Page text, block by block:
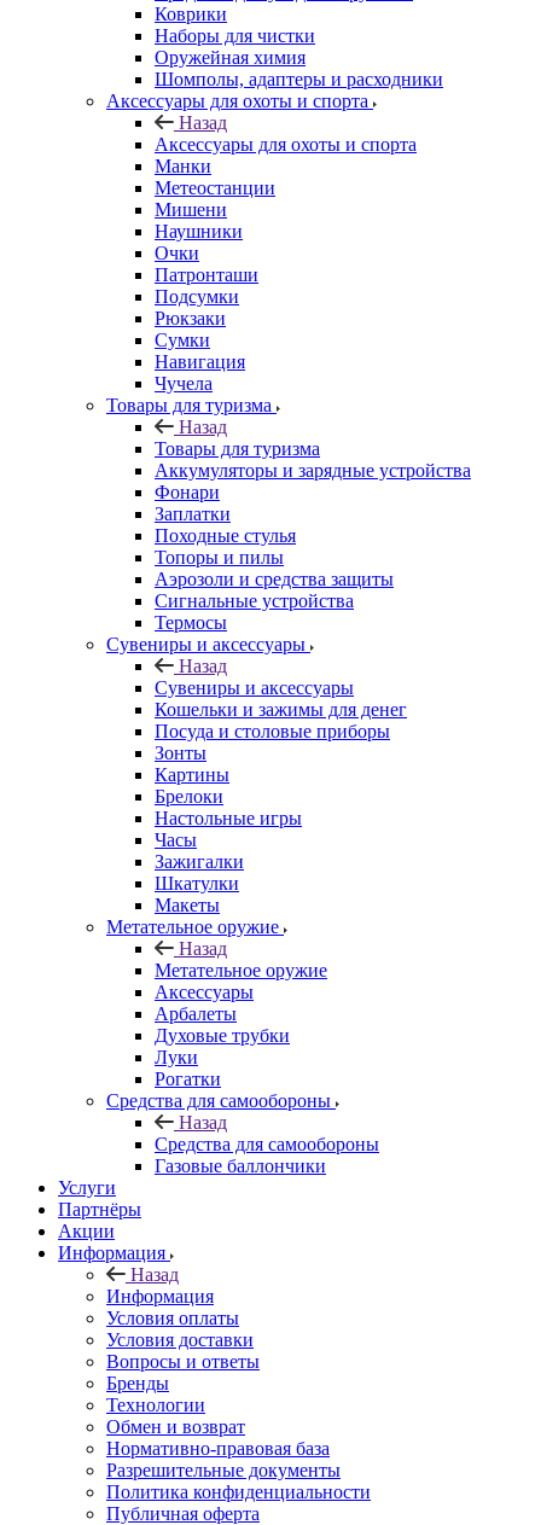
Коврики
Наборы для чистки
Оружейная химия
Шомполы, адаптеры и расходники
Аксессуары для охоты и спорта
Назад
Аксессуары для охоты и спорта
Манки
Метеостанции
Мишени
Наушники
Очки
Патронташи
Подсумки
Рюкзаки
Сумки
Навигация
Чучела
Товары для туризма
Назад
Товары для туризма
Аккумуляторы и зарядные устройства
Фонари
Заплатки
Походные стулья
Топоры и пилы
Аэрозоли и средства защиты
Сигнальные устройства
Термосы
Сувениры и аксессуары
Назад
Сувениры и аксессуары
Кошельки и зажимы для денег
Посуда и столовые приборы
Зонты
Картины
Брелоки
Настольные игры
Часы
Зажигалки
Шкатулки
Макеты
Метательное оружие
Назад
Метательное оружие
Аксессуары
Арбалеты
Духовые трубки
Луки
Рогатки
Средства для самообороны
Назад
Средства для самообороны
Газовые баллончики
Услуги
Партнёры
Акции
Информация
Назад
Информация
Условия оплаты
Условия доставки
Вопросы и ответы
Бренды
Технологии
Обмен и возврат
Нормативно-правовая база
Разрешительные документы
Политика конфиденциальности
Публичная оферта